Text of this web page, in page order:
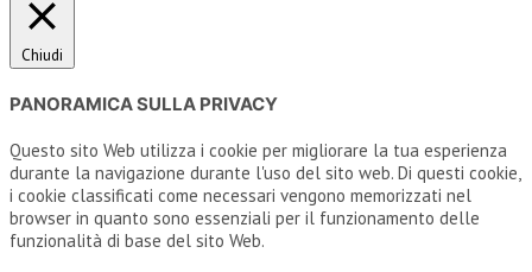
Chiudi
PANORAMICA SULLA PRIVACY
Questo sito Web utilizza i cookie per migliorare la tua esperienza
durante la navigazione durante l'uso del sito web. Di questi cookie,
i cookie classificati come necessari vengono memorizzati nel
browser in quanto sono essenziali per il funzionamento delle
funzionalità di base del sito Web.